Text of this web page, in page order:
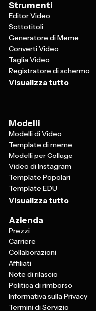
Strumenti
Editor Video
Sottotitoli
Generatore di Meme
Converti Video
Taglia Video
Registratore di schermo
Visualizza tutto
Modelli
Modelli di Video
Template di meme
Modelli per Collage
Video di Instagram
Template Popolari
Template EDU
Visualizza tutto
Azienda
Prezzi
Carriere
Collaborazioni
Affiliati
Note di rilascio
Politica di rimborso
Informativa sulla Privacy
Termini di Servizio